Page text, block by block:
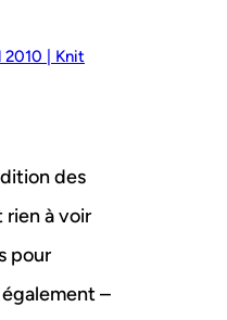
2010 | Knit
des
rien à voir
pour
–